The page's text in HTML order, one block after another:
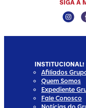
SIGA A
INSTITUCIONAL!
Afiliados
Quem Somos
Expediente
Fale Conosco